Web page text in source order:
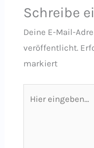
Schreibe
Deine E-Mail-
veröffentlicht.
markiert
eingeben…